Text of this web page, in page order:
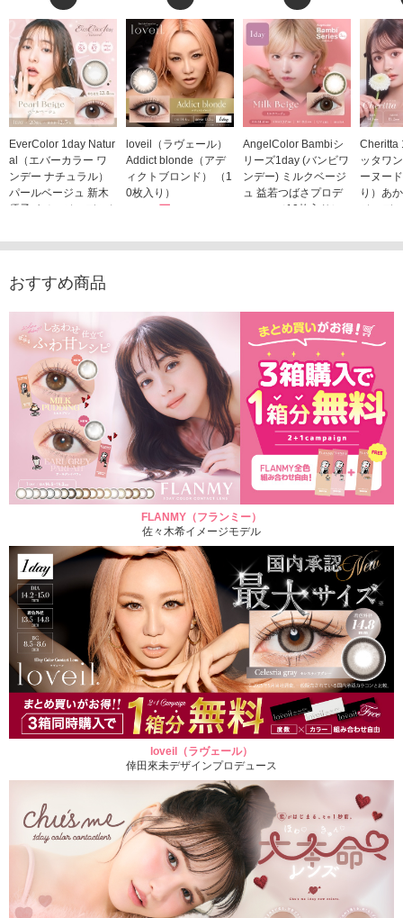
EverColor 1day Natur
al（エバーカラー ワ
ンデー ナチュラル）
パールベージュ 新木
優子イメージモデルカ
2,598円(税込)
loveil（ラヴェール）
Addict blonde（アデ
ィクトブロンド） （1
0枚入り）
1,760円
AngelColor Bambiシ
リーズ1day (バンビワ
ンデー) ミルクベージ
ュ 益若つばさプロデ
ュース（10枚入り）
Cheritta
ッタワ
ーヌー
り）あ
ジモデル
おすすめ商品
FLANMY（フランミー）
佐々木希イメージモデル
loveil（ラヴェール）
倖田來未デザインプロデュース